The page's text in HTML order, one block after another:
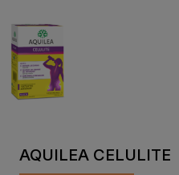
AQUILEA CELULITE